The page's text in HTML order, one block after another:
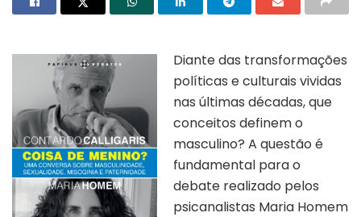
Diante das transformações
políticas e culturais vividas
nas últimas décadas, que
conceitos definem o
masculino? A questão é
fundamental para o
debate realizado pelos
psicanalistas Maria Homem